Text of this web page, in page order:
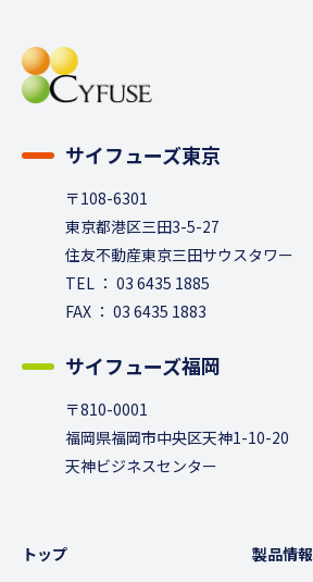
サイフューズ東京
〒108-6301
東京都港区三田3-5-27
住友不動産東京三田サウスタワー
TEL ： 03 6435 1885
FAX ： 03 6435 1883
サイフューズ福岡
〒810-0001
福岡県福岡市中央区天神1-10-20
天神ビジネスセンター
トップ 製品情報